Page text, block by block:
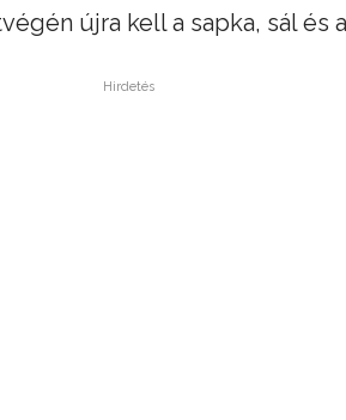
újra kell a sapka, sál és
Hirdetés